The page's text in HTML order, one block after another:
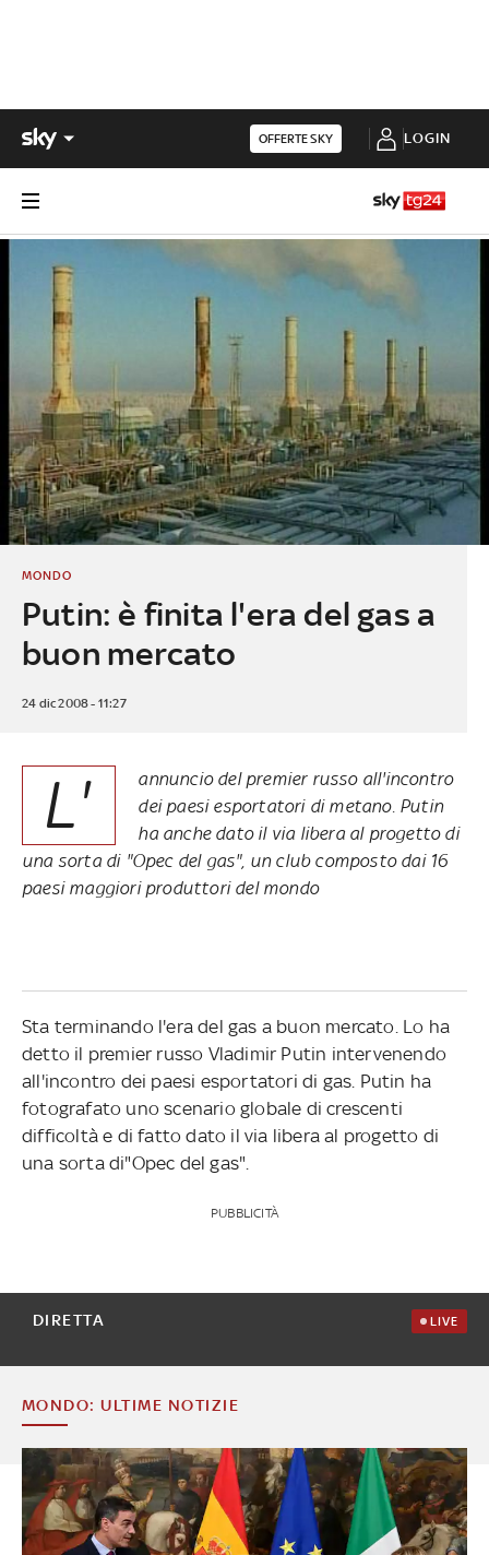
OFFERTE SKY LOGIN
Putin: è finita l'era del gas a
buon mercato
MONDO
24 dic 2008 - 11:27
L'
annuncio del premier russo all'incontro
dei paesi esportatori di metano. Putin
ha anche dato il via libera al progetto di
una sorta di "Opec del gas", un club composto dai 16
paesi maggiori produttori del mondo
Sta terminando l'era del gas a buon mercato. Lo ha
detto il premier russo Vladimir Putin intervenendo
all'incontro dei paesi esportatori di gas. Putin ha
fotografato uno scenario globale di crescenti
difficoltà e di fatto dato il via libera al progetto di
una sorta di"Opec del gas".
PUBBLICITÀ
DIRETTA LIVE
MONDO: ULTIME NOTIZIE